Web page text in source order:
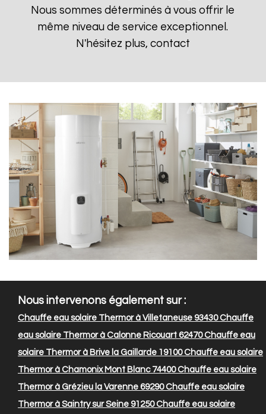
Nous sommes déterminés à vous offrir le
même niveau de service exceptionnel.
N'hésitez plus, contact
Nous intervenons également sur :
Chauffe eau solaire Thermor à Villetaneuse 93430Chauffe
eau solaire Thermor à Calonne Ricouart 62470Chauffe eau
solaire Thermor à Brive la Gaillarde 19100Chauffe eau solaire
Thermor à Chamonix Mont Blanc 74400Chauffe eau solaire
Thermor à Grézieu la Varenne 69290Chauffe eau solaire
Thermor à Saintry sur Seine 91250Chauffe eau solaire